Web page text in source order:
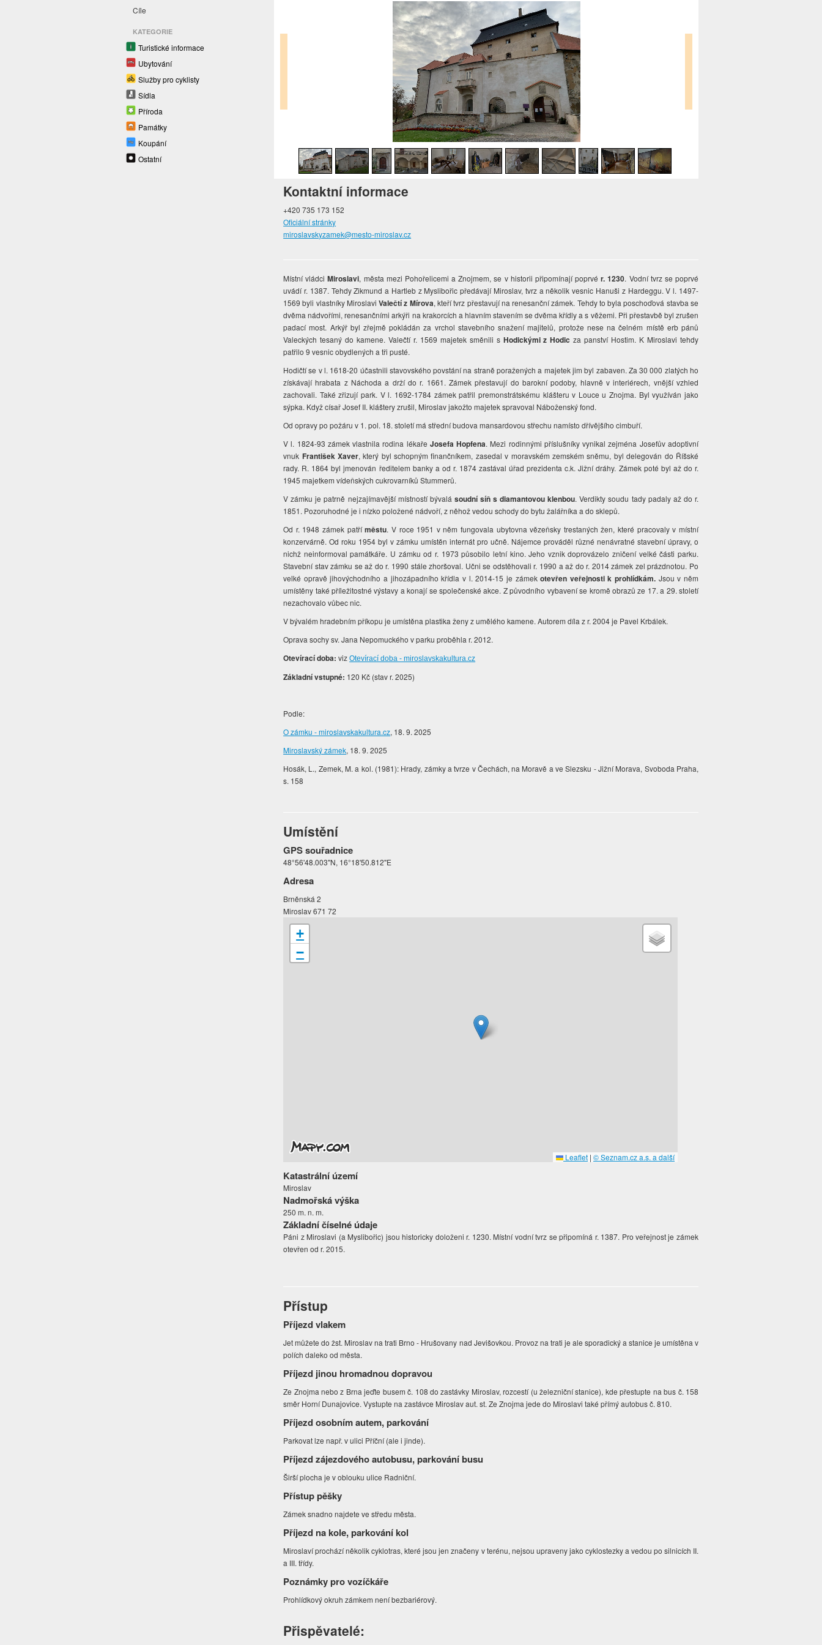
Cíle
KATEGORIE
Turistické informace
Ubytování
Služby pro cyklisty
Sídla
Příroda
Památky
Koupání
Ostatní
Kontaktní informace
+420 735 173 152
Oficiální stránky
miroslavskyzamek@mesto-miroslav.cz
Místní vládciMiroslavi, města mezi Pohořelicemi a Znojmem, se v historii připomínají poprvér. 1230. Vodní tvrz se poprvé
uvádí r. 1387. Tehdy Zikmund a Hartleb z Myslibořic předávají Miroslav, tvrz a několik vesnic Hanuši z Hardeggu. V l. 1497-
1569 byli vlastníky MiroslaviValečtí z Mírova, kteří tvrz přestavují na renesanční zámek. Tehdy to byla poschoďová stavba se
dvěma nádvořími, renesančními arkýři na krakorcích a hlavním stavením se dvěma křídly a s věžemi. Při přestavbě byl zrušen
padací most. Arkýř byl zřejmě pokládán za vrchol stavebního snažení majitelů, protože nese na čelném místě erb pánů
Valeckých tesaný do kamene. Valečtí r. 1569 majetek směnili s Hodickými z Hodic za panství Hostim. K Miroslavi tehdy
patřilo 9 vesnic obydlených a tři pusté.
Hodičtí se v l. 1618-20 účastnili stavovského povstání na straně poražených a majetek jim byl zabaven. Za 30 000 zlatých ho
získávají hrabata z Náchoda a drží do r. 1661. Zámek přestavují do barokní podoby, hlavně v interiérech, vnější vzhled
zachovali. Také zřizují park. V l. 1692-1784 zámek patřil premonstrátskému klášteru v Louce u Znojma. Byl využíván jako
sýpka. Když císař Josef II. kláštery zrušil, Miroslav jakožto majetek spravoval Náboženský fond.
Od opravy po požáru v 1. pol. 18. století má střední budova mansardovou střechu namísto dřívějšího cimbuří.
V l. 1824-93 zámek vlastnila rodina lékaře Josefa Hopfena. Mezi rodinnými příslušníky vynikal zejména Josefův adoptivní
vnuk František Xaver, který byl schopným finančníkem, zasedal v moravském zemském sněmu, byl delegován do Říšské
rady. R. 1864 byl jmenován ředitelem banky a od r. 1874 zastával úřad prezidenta c.k. Jižní dráhy. Zámek poté byl až do r.
1945 majetkem vídeňských cukrovarníků Stummerů.
V zámku je patrně nejzajímavější místností bývalá soudní síň s diamantovou klenbou. Verdikty soudu tady padaly až do r.
1851. Pozoruhodné je i nízko položené nádvoří, z něhož vedou schody do bytu žalářníka a do sklepů.
Od r. 1948 zámek patříměstu. V roce 1951 v něm fungovala ubytovna vězeňsky trestaných žen, které pracovaly v místní
konzervárně. Od roku 1954 byl v zámku umístěn internát pro učně. Nájemce prováděl různé nenávratné stavební úpravy, o
nichž neinformoval památkáře. U zámku od r. 1973 působilo letní kino. Jeho vznik doprovázelo zničení velké části parku.
Stavební stav zámku se až do r. 1990 stále zhoršoval. Učni se odstěhovali r. 1990 a až do r. 2014 zámek zel prázdnotou. Po
velké opravě jihovýchodního a jihozápadního křídla v l. 2014-15 je zámekotevřen veřejnosti k prohlídkám. Jsou v něm
umístěny také příležitostné výstavy a konají se společenské akce. Z původního vybavení se kromě obrazů ze 17. a 29. století
nezachovalo vůbec nic.
V bývalém hradebním příkopu je umístěna plastika ženy z umělého kamene. Autorem díla z r. 2004 je Pavel Krbálek.
Oprava sochy sv. Jana Nepomuckého v parku proběhla r. 2012.
Otevírací doba: vizOtevírací doba - miroslavskakultura.cz
Základní vstupné: 120 Kč (stav r. 2025)
Podle:
O zámku - miroslavskakultura.cz, 18. 9. 2025
Miroslavský zámek, 18. 9. 2025
Hosák, L., Zemek, M. a kol. (1981): Hrady, zámky a tvrze v Čechách, na Moravě a ve Slezsku - Jižní Morava, Svoboda Praha,
s. 158
Umístění
GPS souřadnice
48°56'48.003"N, 16°18'50.812"E
Adresa
Brněnská 2
Miroslav 671 72
+
−
Leaflet | © Seznam.cz a.s. a další
Katastrální území
Miroslav
Nadmořská výška
250 m. n. m.
Základní číselné údaje
Páni z Miroslavi (a Myslibořic) jsou historicky doloženi r. 1230. Místní vodní tvrz se připomíná r. 1387. Pro veřejnost je zámek
otevřen od r. 2015.
Přístup
Příjezd vlakem
Jet můžete do žst. Miroslav na trati Brno - Hrušovany nad Jevišovkou. Provoz na trati je ale sporadický a stanice je umístěna v
polích daleko od města.
Příjezd jinou hromadnou dopravou
Ze Znojma nebo z Brna jeďte busem č. 108 do zastávky Miroslav, rozcestí (u železniční stanice), kde přestupte na bus č. 158
směr Horní Dunajovice. Vystupte na zastávce Miroslav aut. st. Ze Znojma jede do Miroslavi také přímý autobus č. 810.
Příjezd osobním autem, parkování
Parkovat lze např. v ulici Příční (ale i jinde).
Příjezd zájezdového autobusu, parkování busu
Širší plocha je v oblouku ulice Radniční.
Přístup pěšky
Zámek snadno najdete ve středu města.
Příjezd na kole, parkování kol
Miroslaví prochází několik cyklotras, které jsou jen značeny v terénu, nejsou upraveny jako cyklostezky a vedou po silnicích II.
a III. třídy.
Poznámky pro vozíčkáře
Prohlídkový okruh zámkem není bezbariérový.
Přispěvatelé: